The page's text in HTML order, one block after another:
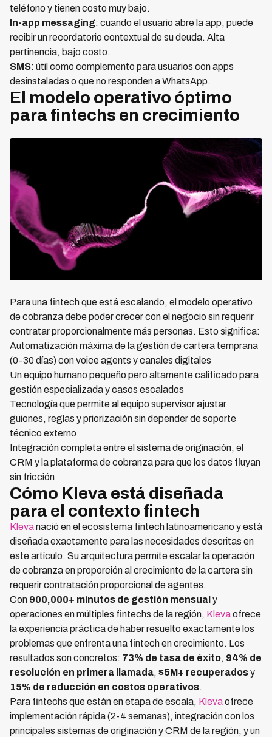
teléfono y tienen costo muy bajo.
In-app messaging: cuando el usuario abre la app, puede
recibir un recordatorio contextual de su deuda. Alta
pertinencia, bajo costo.
SMS: útil como complemento para usuarios con apps
desinstaladas o que no responden a WhatsApp.
El modelo operativo óptimo
para fintechs en crecimiento
Para una fintech que está escalando, el modelo operativo
de cobranza debe poder crecer con el negocio sin requerir
contratar proporcionalmente más personas. Esto significa:
Automatización máxima de la gestión de cartera temprana
(0-30 días) con voice agents y canales digitales
Un equipo humano pequeño pero altamente calificado para
gestión especializada y casos escalados
Tecnología que permite al equipo supervisor ajustar
guiones, reglas y priorización sin depender de soporte
técnico externo
Integración completa entre el sistema de originación, el
CRM y la plataforma de cobranza para que los datos fluyan
sin fricción
Cómo Kleva está diseñada
para el contexto fintech
Klevanació en el ecosistema fintech latinoamericano y está
diseñada exactamente para las necesidades descritas en
este artículo. Su arquitectura permite escalar la operación
de cobranza en proporción al crecimiento de la cartera sin
requerir contratación proporcional de agentes.
Con 900,000+ minutos de gestión mensual y
operaciones en múltiples fintechs de la región, Klevaofrece
la experiencia práctica de haber resuelto exactamente los
problemas que enfrenta una fintech en crecimiento. Los
resultados son concretos: 73% de tasa de éxito, 94% de
resolución en primera llamada, $5M+ recuperadosy
15% de reducción en costos operativos.
Para fintechs que están en etapa de escala, Klevaofrece
implementación rápida (2-4 semanas), integración con los
principales sistemas de originación y CRM de la región, y un